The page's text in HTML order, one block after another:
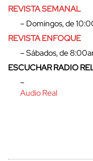
REVISTA SEMANAL
– Domingos, de
REVISTA ENFOQUE
– Sábados, de
ESCUCHAR RADIO
–
Audio Real